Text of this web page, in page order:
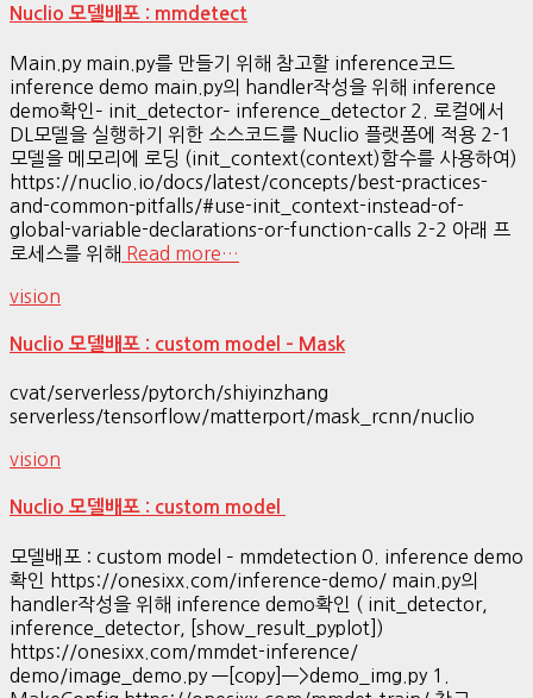
Nuclio 모델배포 : mmdetect
Main.py main.py를 만들기 위해 참고할 inference코드
inference demo main.py의 handler작성을 위해 inference
demo확인– init_detector– inference_detector 2. 로컬에서
DL모델을 실행하기 위한 소스코드를 Nuclio 플랫폼에 적용 2-1
모델을 메모리에 로딩 (init_context(context)함수를 사용하여)
https://nuclio.io/docs/latest/concepts/best-practices-
and-common-pitfalls/#use-init_context-instead-of-
global-variable-declarations-or-function-calls 2-2 아래 프
로세스를 위해 Read more…
vision
Nuclio 모델배포 : custom model – Mask
cvat/serverless/pytorch/shiyinzhang
serverless/tensorflow/matterport/mask_rcnn/nuclio
vision
Nuclio 모델배포 : custom model
모델배포 : custom model – mmdetection 0. inference demo
확인 https://onesixx.com/inference-demo/ main.py의
handler작성을 위해 inference demo확인 ( init_detector,
inference_detector, [show_result_pyplot])
https://onesixx.com/mmdet-inference/
demo/image_demo.py —[copy]—>demo_img.py 1.